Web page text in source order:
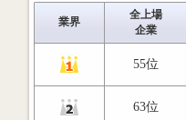
業界
全上場
企業
55位
63位